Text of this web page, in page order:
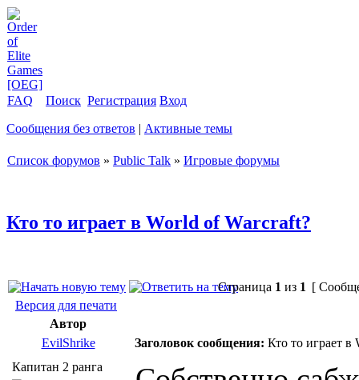
FAQ Поиск Регистрация Вход
Сообщения без ответов | Активные темы
Список форумов » Public Talk » Игровые форумы
Кто то играет в World of Warcraft?
Страница 1 из 1 [
Версия для печати
Автор
EvilShrike
Заголовок сообщения: Кто то играет в
Капитан 2 ранга